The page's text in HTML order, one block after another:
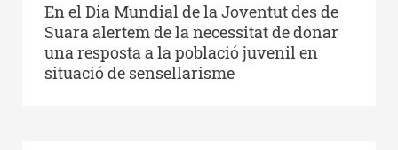
En el Dia Mundial de la Joventut des de
Suara alertem de la necessitat de donar
una resposta a la població juvenil en
situació de sensellarisme